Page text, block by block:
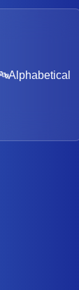
Alphabetical